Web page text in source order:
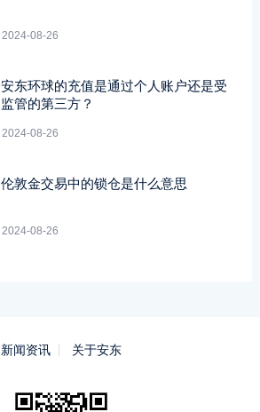
2024-08-26
安东环球的充值是通过个人账户还是受
监管的第三方？
2024-08-26
伦敦金交易中的锁仓是什么意思
2024-08-26
新闻资讯 关于安东